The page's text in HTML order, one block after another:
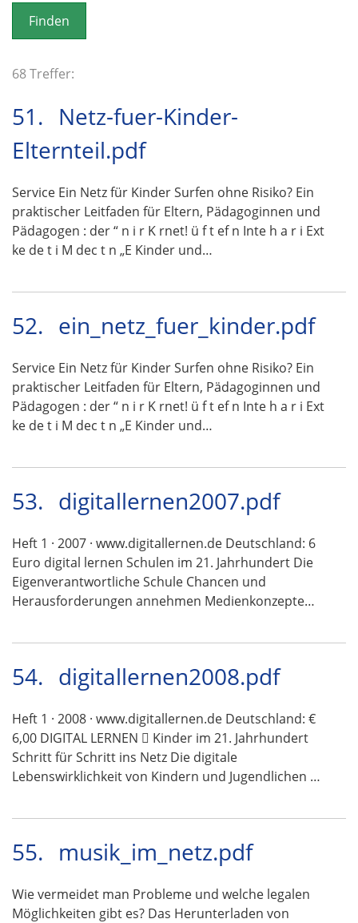
o
n
68 Treffer:
51. Netz-fuer-Kinder-
Elternteil.pdf
Service Ein Netz für Kinder Surfen ohne Risiko? Ein
praktischer Leitfaden für Eltern, Pädagoginnen und
Pädagogen : der “ n i r K rnet! ü f t ef n Inte h a r i Ext
ke de t i M dec t n „E Kinder und…
52. ein_netz_fuer_kinder.pdf
Service Ein Netz für Kinder Surfen ohne Risiko? Ein
praktischer Leitfaden für Eltern, Pädagoginnen und
Pädagogen : der “ n i r K rnet! ü f t ef n Inte h a r i Ext
ke de t i M dec t n „E Kinder und…
53. digitallernen2007.pdf
Heft 1 · 2007 · www.digitallernen.de Deutschland: 6
Euro digital lernen Schulen im 21. Jahrhundert Die
Eigenverantwortliche Schule Chancen und
Herausforderungen annehmen Medienkonzepte…
54. digitallernen2008.pdf
Heft 1 · 2008 · www.digitallernen.de Deutschland: €
6,00 DIGITAL LERNEN  Kinder im 21. Jahrhundert
Schritt für Schritt ins Netz Die digitale
Lebenswirklichkeit von Kindern und Jugendlichen …
55. musik_im_netz.pdf
Wie vermeidet man Probleme und welche legalen
Möglichkeiten gibt es? Das Herunterladen von